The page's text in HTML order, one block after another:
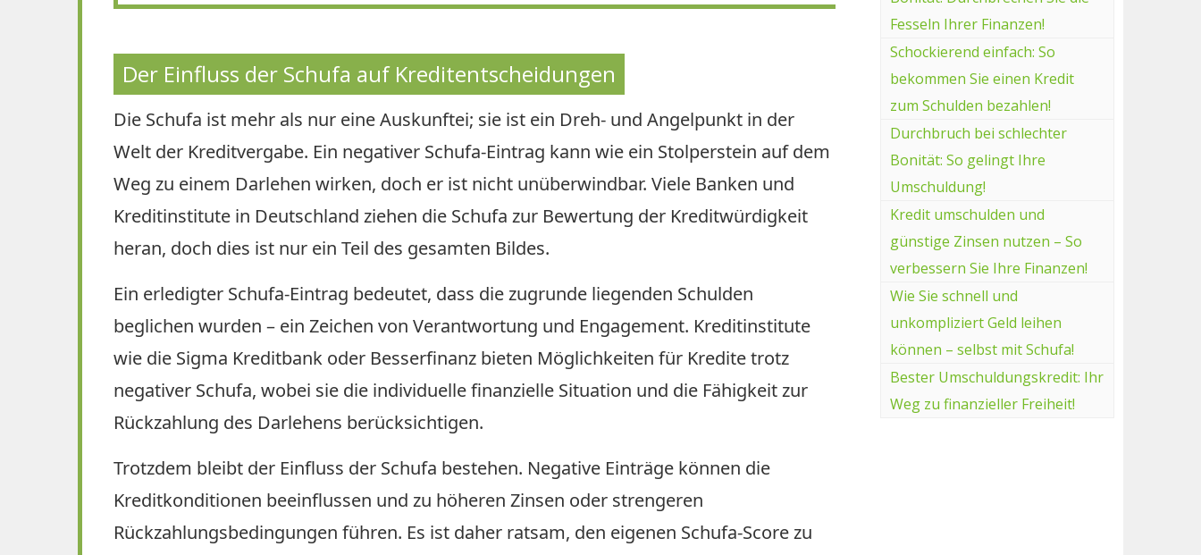
Der Einfluss der Schufa auf Kreditentscheidungen
Die Schufa ist mehr als nur eine Auskunftei; sie ist ein Dreh- und Angelpunkt in der
Welt der Kreditvergabe. Ein negativer Schufa-Eintrag kann wie ein Stolperstein auf dem
Weg zu einem Darlehen wirken, doch er ist nicht unüberwindbar. Viele Banken und
Kreditinstitute in Deutschland ziehen die Schufa zur Bewertung der Kreditwürdigkeit
heran, doch dies ist nur ein Teil des gesamten Bildes.
Ein erledigter Schufa-Eintrag bedeutet, dass die zugrunde liegenden Schulden
beglichen wurden – ein Zeichen von Verantwortung und Engagement. Kreditinstitute
wie die Sigma Kreditbank oder Besserfinanz bieten Möglichkeiten für Kredite trotz
negativer Schufa, wobei sie die individuelle finanzielle Situation und die Fähigkeit zur
Rückzahlung des Darlehens berücksichtigen.
Trotzdem bleibt der Einfluss der Schufa bestehen. Negative Einträge können die
Kreditkonditionen beeinflussen und zu höheren Zinsen oder strengeren
Rückzahlungsbedingungen führen. Es ist daher ratsam, den eigenen Schufa-Score zu
Fesseln Ihrer Finanzen!
Schockierend einfach: So
bekommen Sie einen Kredit
zum Schulden bezahlen!
Durchbruch bei schlechter
Bonität: So gelingt Ihre
Umschuldung!
Kredit umschulden und
günstige Zinsen nutzen – So
verbessern Sie Ihre Finanzen!
Wie Sie schnell und
unkompliziert Geld leihen
können – selbst mit Schufa!
Bester Umschuldungskredit: Ihr
Weg zu finanzieller Freiheit!